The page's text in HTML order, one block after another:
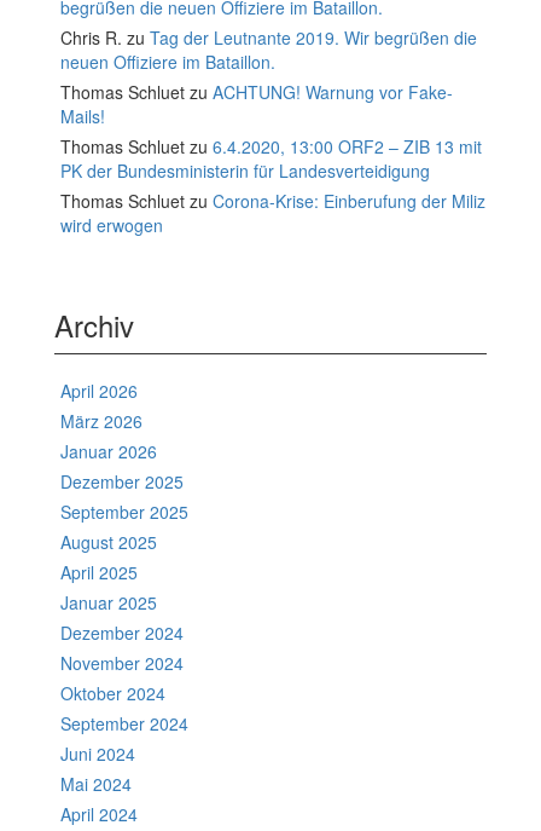
begrüßen die neuen Offiziere im Bataillon.
Chris R. zu Tag der Leutnante 2019. Wir begrüßen die
neuen Offiziere im Bataillon.
Thomas Schluet zu ACHTUNG! Warnung vor Fake-
Mails!
Thomas Schluet zu 6.4.2020, 13:00 ORF2 – ZIB 13 mit
PK der Bundesministerin für Landesverteidigung
Thomas Schluet zu Corona-Krise: Einberufung der Miliz
wird erwogen
Archiv
April 2026
März 2026
Januar 2026
Dezember 2025
September 2025
August 2025
April 2025
Januar 2025
Dezember 2024
November 2024
Oktober 2024
September 2024
Juni 2024
Mai 2024
April 2024